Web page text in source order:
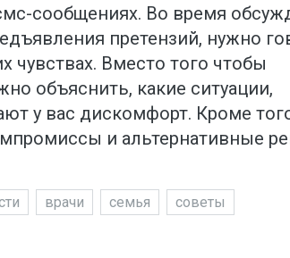
сообщениях. Во время
претензий, нужно
чувствах. Вместо того чтобы
объяснить, какие ситуации,
у вас дискомфорт. Кроме
и альтернативные
врачи семья советы